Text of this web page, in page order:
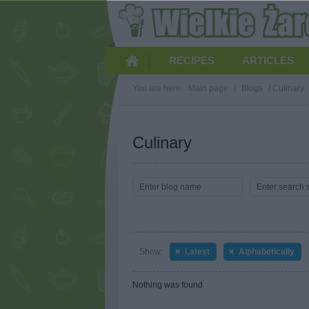
RECIPES ARTICLES
You are here: Main page / Blogs / Culinary
Culinary
Show: Latest Alphabetically
Nothing was found